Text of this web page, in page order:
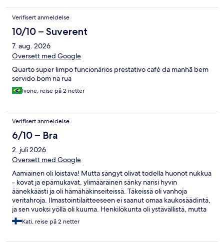
Verifisert anmeldelse
10/10 – Suverent
7. aug. 2026
Oversett med Google
Quarto super limpo funcionários prestativo café da manhã bem
servido bom na rua
Ivone, reise på 2 netter
Verifisert anmeldelse
6/10 – Bra
2. juli 2026
Oversett med Google
Aamiainen oli loistava! Mutta sängyt olivat todella huonot nukkua
- kovat ja epämukavat, ylimääräinen sänky narisi hyvin
äänekkäästi ja oli hämähäkinseiteissä. Täkeissä oli vanhoja
veritahroja. Ilmastointilaitteeseen ei saanut omaa kaukosäädintä,
ja sen vuoksi yöllä oli kuuma. Henkilökunta oli ystävällistä, mutta
ei juuri osannut englantia. Hotels.comin kautta laitettuihin
viesteihin ei vastattu.
Kati, reise på 2 netter